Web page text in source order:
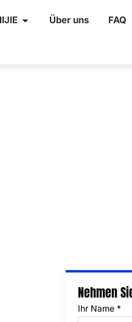
Über uns FAQ
Nehmen
Ihr Name *